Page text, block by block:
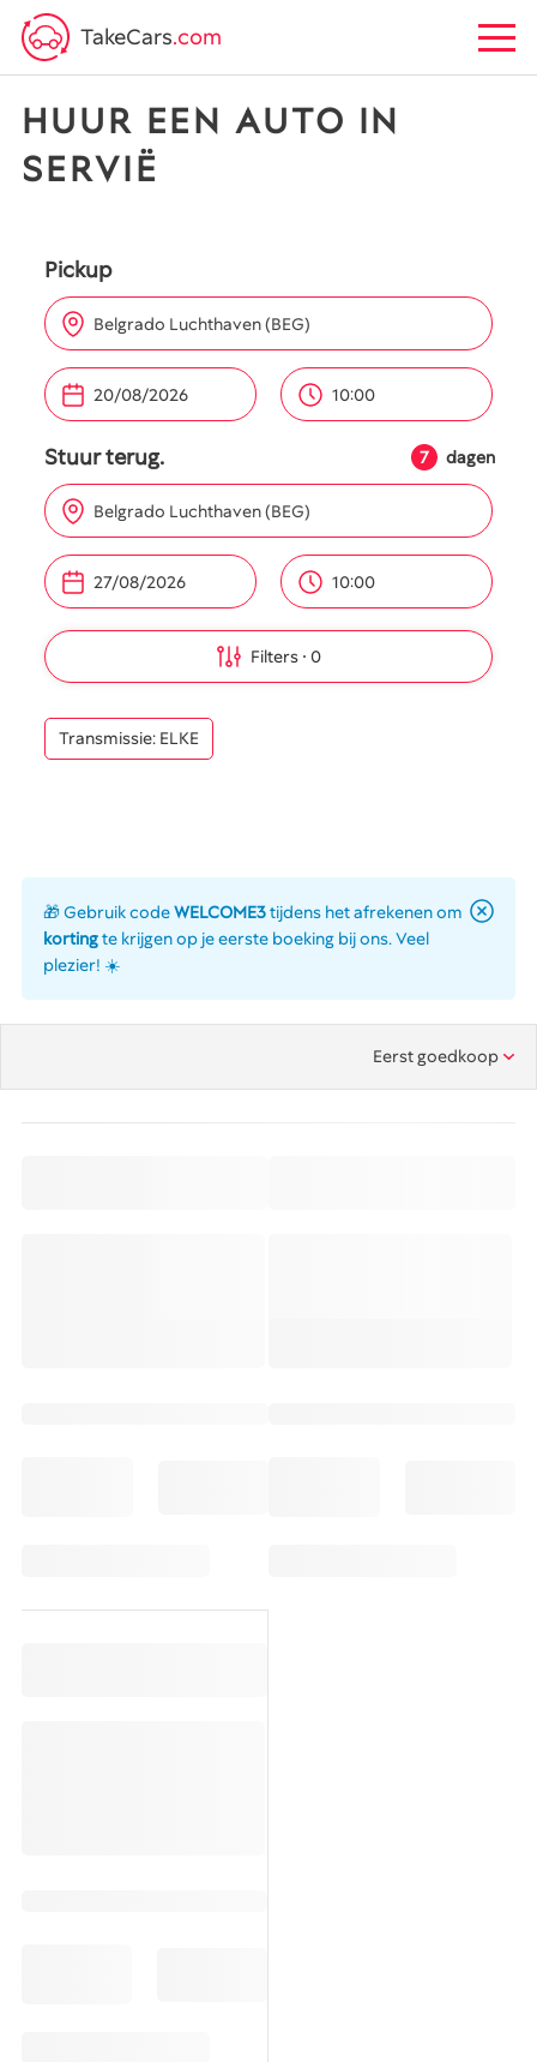
TakeCars.com
HUUR EEN AUTO IN
SERVIË
Pickup
Belgrado Luchthaven (BEG)
10:00
Stuur terug. 7 dagen
Belgrado Luchthaven (BEG)
10:00
Filters 0
Transmissie: ELKE
🎁 Gebruik codeWELCOME3tijdens het afrekenen om
kortingte krijgen op je eerste boeking bij ons. Veel
plezier! ☀️
Eerst goedkoop